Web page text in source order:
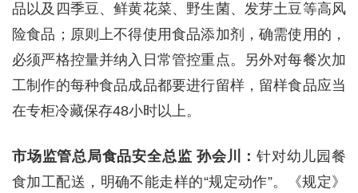
品以及四季豆、鲜黄花菜、野生菌、发芽土豆等高风
险食品；原则上不得使用食品添加剂，确需使用的，
必须严格控量并纳入日常管控重点。另外对每餐次加
工制作的每种食品成品都要进行留样，留样食品应当
在专柜冷藏保存48小时以上。
市场监管总局食品安全总监 孙会川：针对幼儿园餐
食加工配送，明确不能走样的“规定动作”。《规定》